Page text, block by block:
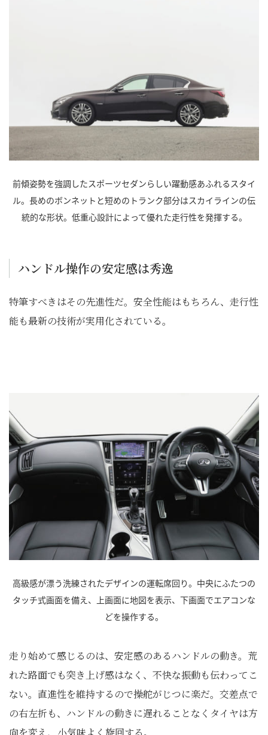
前傾姿勢を強調したスポーツセダンらしい躍動感あふれるスタイ
ル。長めのボンネットと短めのトランク部分はスカイラインの伝
統的な形状。低重心設計によって優れた走行性を発揮する。
ハンドル操作の安定感は秀逸
特筆すべきはその先進性だ。安全性能はもちろん、走行性
能も最新の技術が実用化されている。
高級感が漂う洗練されたデザインの運転席回り。中央にふたつの
タッチ式画面を備え、上画面に地図を表示、下画面でエアコンな
どを操作する。
走り始めて感じるのは、安定感のあるハンドルの動き。荒
れた路面でも突き上げ感はなく、不快な振動も伝わってこ
ない。直進性を維持するので操舵がじつに楽だ。交差点で
の右左折も、ハンドルの動きに遅れることなくタイヤは方